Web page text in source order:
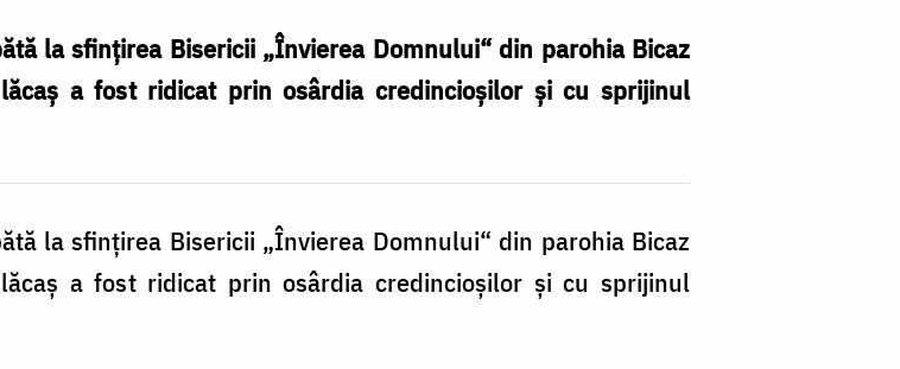
la sfințirea Bisericii „Învierea Domnului“ din parohia Bicaz
a fost ridicat prin osârdia credincioșilor și cu sprijinul
la sfințirea Bisericii „Învierea Domnului“ din parohia Bicaz
a fost ridicat prin osârdia credincioșilor și cu sprijinul